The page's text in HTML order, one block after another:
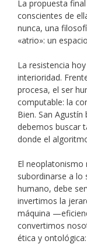
La propuesta
conscientes de
nunca, una
«atrio»: un
La resistencia
interioridad.
procesa, el ser
computable: la
Bien. San
debemos buscar
donde el
El neoplatonismo
subordinarse a lo
humano, debe
invertimos la
máquina
convertimos
ética y